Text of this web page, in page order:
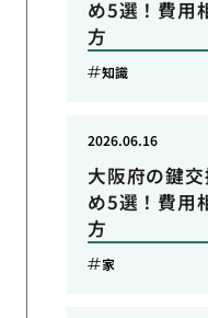
め5選！費用
方
知識
大阪府の鍵
め5選！費用
方
2026.06.16
家